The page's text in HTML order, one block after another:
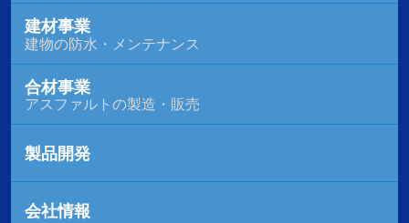
建材事業
建物の防水・メンテナンス
合材事業
アスファルトの製造・販売
製品開発
会社情報